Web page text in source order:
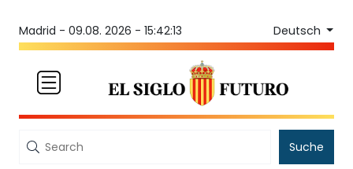
Madrid - 09.08. 2026 - 15:42:13 Deutsch
Suche